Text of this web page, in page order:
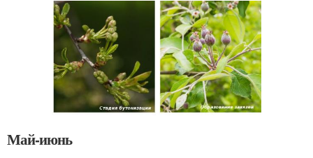
Май-июнь